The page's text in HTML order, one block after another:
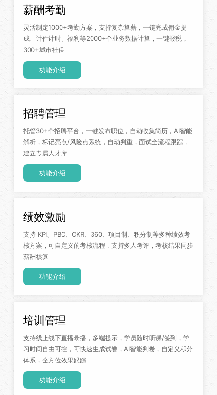
薪酬考勤
灵活制定1000+考勤方案，支持复杂算薪，一键完成佣金提
成、计件计时、福利等2000+个业务数据计算，一键报税，
300+城市社保
功能介绍
招聘管理
托管30+个招聘平台，一键发布职位，自动收集简历，AI智能
解析，标记亮点/风险点系统，自动判重，面试全流程跟踪，
建立专属人才库
功能介绍
绩效激励
支持 KPI、PBC、OKR、360、项目制、积分制等多种绩效考
核方案，可自定义的考核流程，支持多人考评，考核结果同步
薪酬核算
功能介绍
培训管理
支持线上线下直播录播，多端提示，学员随时听课/签到，学
习时间自由可控，可快速生成试卷，AI智能判卷，自定义积分
体系，全方位效果跟踪
功能介绍